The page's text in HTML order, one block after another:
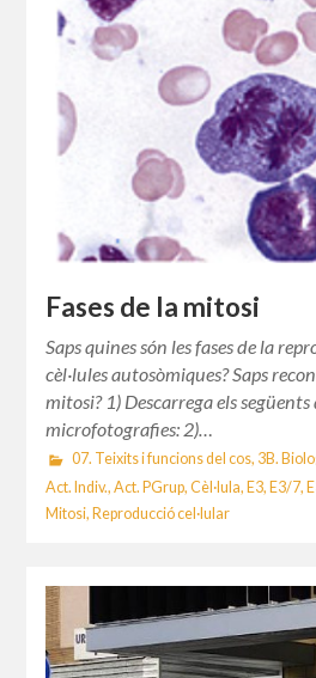
Fases de la mitosi
Saps quines són les fases de la
cèl·lules autosòmiques? Saps
mitosi? 1) Descarrega els
microfotografies: 2)…
07. Teixits i funcions del cos, 3B.
Act. Indiv.,Act. PGrup,Cèl·lula, E3, E3/7,
Mitosi, Reproducció cel·lular